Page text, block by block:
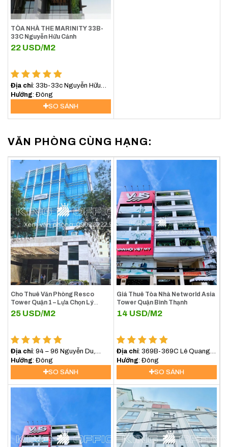
[vanphongchothue quan=10][/vanphongchothue]
TÒA NHÀ THE MARINITY 33B-
33C Nguyễn Hữu Cảnh
22 USD/M2
Địa chỉ: 33b-33c Nguyễn Hữu
Cảnh
Hướng : Đông
SO SÁNH
VĂN PHÒNG CÙNG HẠNG:
Cho Thuê Văn Phòng Resco
Tower Quận 1 – Lựa Chọn Lý
Tưởng Cho Doanh Nghiệp Tại
Trung Tâm TP.HCM
25 USD/M2
Địa chỉ: 94 – 96 Nguyễn Du,
Phường Sài Gòn (Phường Bến
Nghé, Quận 1)
Hướng : Đông
SO SÁNH
Giá Thuê Tòa Nhà Networld Asia
Tower Quận Bình Thạnh
14 USD/M2
Địa chỉ: 369B-369C Lê Quang
Định, Phường Bình Lợi Trung,
(Bình Thạnh) TP.HCM
Hướng : Đông
SO SÁNH